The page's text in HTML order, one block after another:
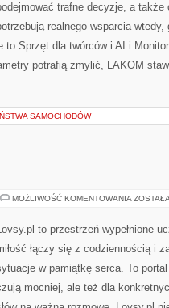
trafne decyzje, a
realnego wsparcia wtedy,
to Sprzęt dla twórców i AI i
potrafią zmylić, LAKOM
SAMOCHODÓW
MOŻLIWOŚĆ KOMENTOWANIA
to przestrzeń wypełnione
łączy się z codziennością i
w pamiątkę serca. To
mocniej, ale też dla